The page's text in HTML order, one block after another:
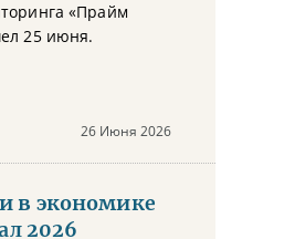
«Прайм
25 июня.
26 Июня 2026
в экономике
2026